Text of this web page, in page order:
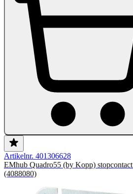
Artikelnr. 401306628
EMhub Quadro55 (by Kopp)
(4088080)